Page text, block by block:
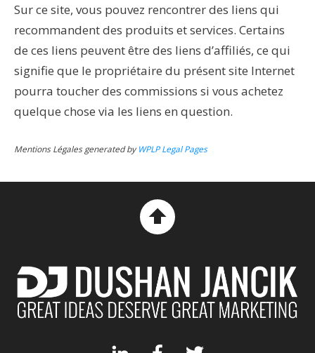
Sur ce site, vous pouvez rencontrer des liens qui
recommandent des produits et services. Certains
de ces liens peuvent être des liens d’affiliés, ce qui
signifie que le propriétaire du présent site Internet
pourra toucher des commissions si vous achetez
quelque chose via les liens en question.
Mentions Légales generated byWPLP Legal Pages